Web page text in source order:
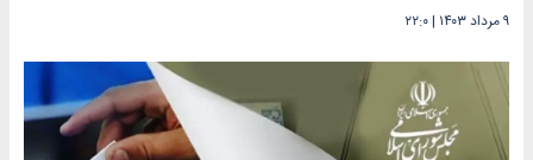
۹ مرداد ۱۴۰۳ |۲۲:۰